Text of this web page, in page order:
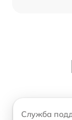
Служба